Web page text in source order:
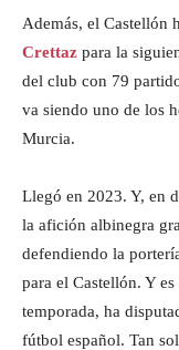
Además, el Castellón
Crettaz para la
del club con 79
va siendo uno de los
Murcia.
Llegó en 2023. Y, en
la afición albinegra
defendiendo la
para el Castellón. Y
temporada, ha
fútbol español. Tan